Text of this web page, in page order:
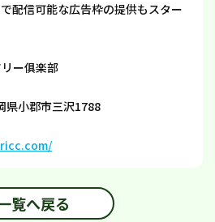
配信可能な広告枠の提供もスター
ー俱楽部
小郡市三沢1788
覧へ戻る